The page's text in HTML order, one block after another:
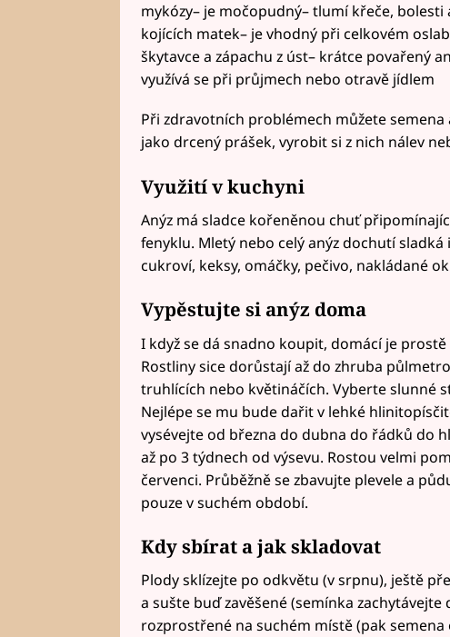
mykózy– je močopudný– tlumí křeče,
kojících matek– je vhodný při celkovém
škytavce a zápachu z úst– krátce povařený
využívá se při průjmech nebo otravě jídlem
Při zdravotních problémech můžete
jako drcený prášek, vyrobit si z nich nálev
Využití v kuchyni
Anýz má sladce kořeněnou chuť
fenyklu. Mletý nebo celý anýz dochutí
cukroví, keksy, omáčky, pečivo, nakládané
Vypěstujte si anýz doma
I když se dá snadno koupit, domácí je
Rostliny sice dorůstají až do zhruba
truhlících nebo květináčích. Vyberte slunné
Nejlépe se mu bude dařit v lehké
vysévejte od března do dubna do řádků do
až po 3 týdnech od výsevu. Rostou velmi
červenci. Průběžně se zbavujte plevele a
pouze v suchém období.
Kdy sbírat a jak skladovat
Plody sklízejte po odkvětu (v srpnu), ještě
a sušte buď zavěšené (semínka
rozprostřené na suchém místě (pak